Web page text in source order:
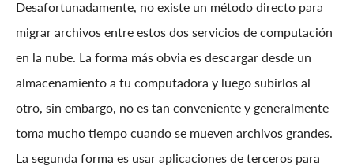
Desafortunadamente, no existe un método directo para
migrar archivos entre estos dos servicios de computación
en la nube. La forma más obvia es descargar desde un
almacenamiento a tu computadora y luego subirlos al
otro, sin embargo, no es tan conveniente y generalmente
toma mucho tiempo cuando se mueven archivos grandes.
La segunda forma es usar aplicaciones de terceros para